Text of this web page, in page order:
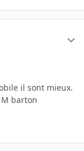
il sont mieux.
barton